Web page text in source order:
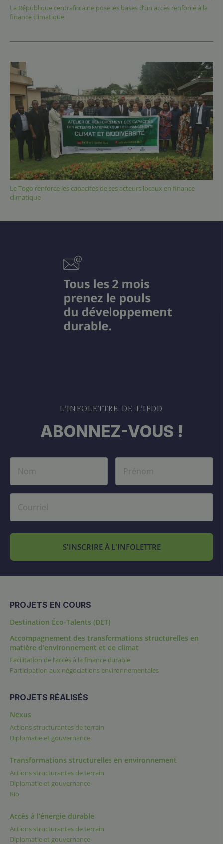
La République centrafricaine pose les bases d’un accès renforcé à la
finance climatique
Le Togo renforce les capacités de ses acteurs locaux en finance
climatique
L’INFOLETTRE DE L’IFDD
ABONNEZ-VOUS !
S'INSCRIRE À L'INFOLETTRE
PROJETS EN COURS
Destination Éco-Talents (DET)
Accompagnement des transformations structurelles en
matière d’environnement et de climat
Facilitation de l’accès à la finance durable
Participation aux négociations environnementales
PROJETS RÉALISÉS
Nexus
Actions structurantes de terrain
Diplomatie et gouvernance
Transformations structurelles en environnement
Actions structurantes de terrain
Diplomatie et gouvernance
Rio
Accès à l’énergie durable
Actions structurantes de terrain
Diplomatie et gouvernance